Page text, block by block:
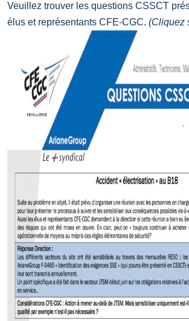
Veuillez trouver les questions CSSCT
élus et représentants CFE-CGC. (Cliquez